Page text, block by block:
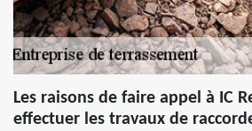
Les raisons de faire appel à IC
effectuer les travaux de